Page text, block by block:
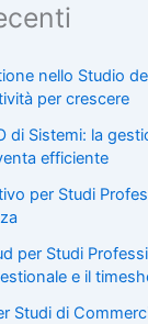
nello Studio
per crescere
di Sistemi: la
efficiente
per Studi
per Studi
e il
Studi di